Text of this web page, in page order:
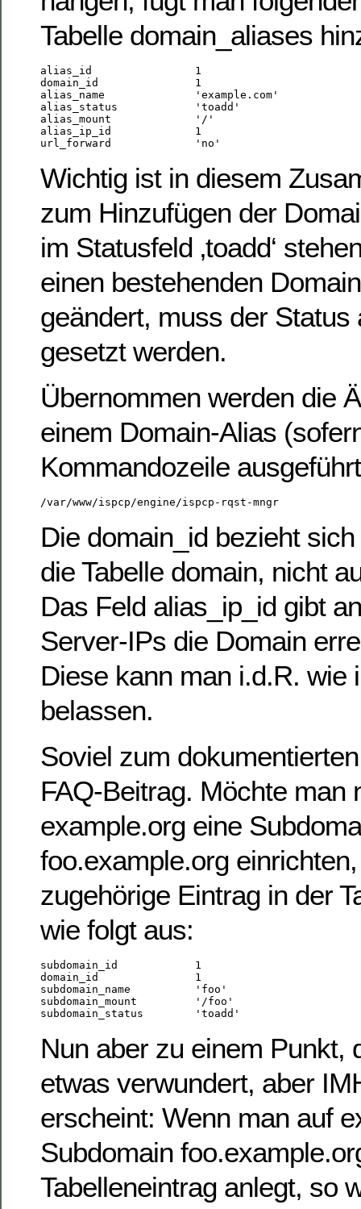
Tabelle domain_aliases
alias_id                1
domain_id               1
alias_name              'example.com'
alias_status            'toadd'
alias_mount             '/'
alias_ip_id             1
Wichtig ist in diesem
zum Hinzufügen der
im Statusfeld ‚toadd‘
einen bestehenden
geändert, muss der Status
gesetzt werden.
Übernommen werden die
einem Domain-Alias
Kommandozeile
/var/www/ispcp/engine/ispcp-rqst-mngr
Die domain_id bezieht
die Tabelle domain, nicht
Das Feld alias_ip_id gibt
Server-IPs die Domain
Diese kann man i.d.R. wie
belassen.
Soviel zum
FAQ-Beitrag. Möchte man
example.org eine
foo.example.org
zugehörige Eintrag in der
wie folgt aus:
subdomain_id            1
domain_id               1
subdomain_name          'foo'
subdomain_mount         '/foo'
Nun aber zu einem Punkt,
etwas verwundert, aber
erscheint: Wenn man auf
Subdomain
Tabelleneintrag anlegt, so